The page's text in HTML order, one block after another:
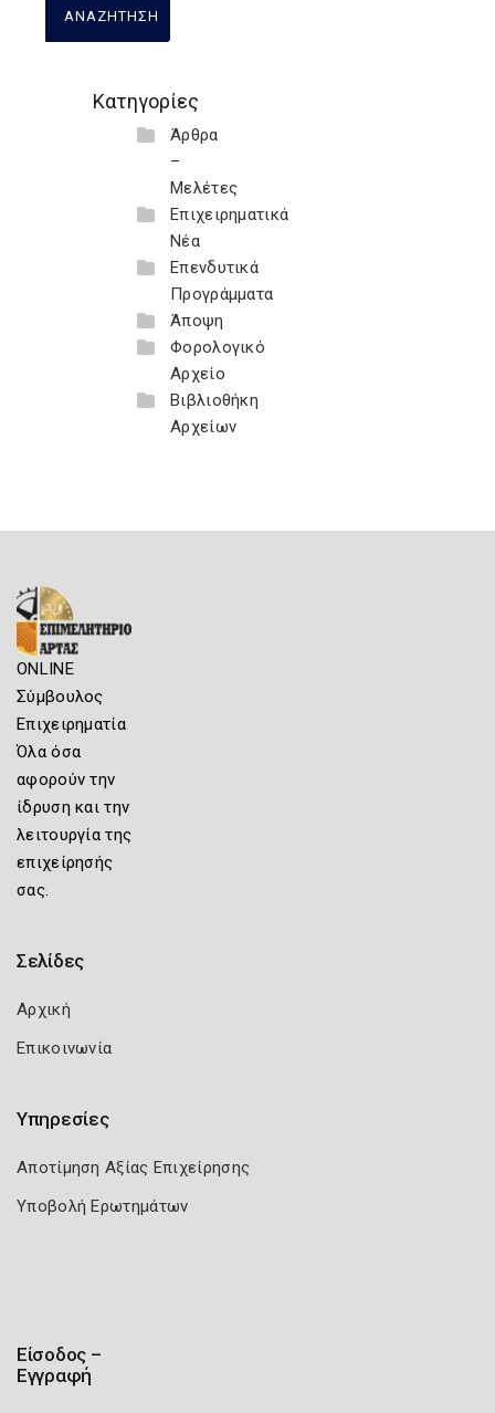
Κατηγορίες
Άρθρα
–
Μελέτες
Επιχειρηματικά
Νέα
Επενδυτικά
Προγράμματα
Άποψη
Φορολογικό
Αρχείο
Βιβλιοθήκη
Αρχείων
ONLINE
Σύμβουλος
Επιχειρηματία
Όλα όσα
αφορούν την
ίδρυση και την
λειτουργία της
επιχείρησής
σας.
Σελίδες
Αρχική
Επικοινωνία
Υπηρεσίες
Αποτίμηση Αξίας Επιχείρησης
Υποβολή Ερωτημάτων
Είσοδος –
Εγγραφή